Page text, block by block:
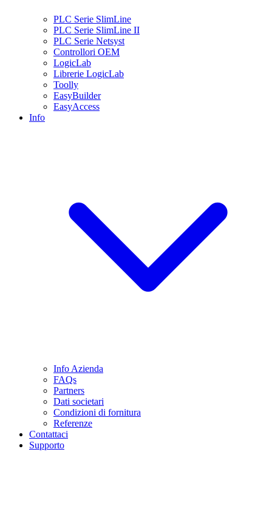
PLC Serie SlimLine
PLC Serie SlimLine II
PLC Serie Netsyst
Controllori OEM
LogicLab
Librerie LogicLab
Toolly
EasyBuilder
EasyAccess
Info
Info Azienda
FAQs
Partners
Dati societari
Condizioni di fornitura
Referenze
Contattaci
Supporto